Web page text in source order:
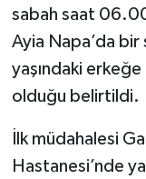
sabah saat
Ayia Napa’da bir
yaşındaki erkeğe
olduğu belirtildi.
İlk müdahalesi
Hastanesi’nde